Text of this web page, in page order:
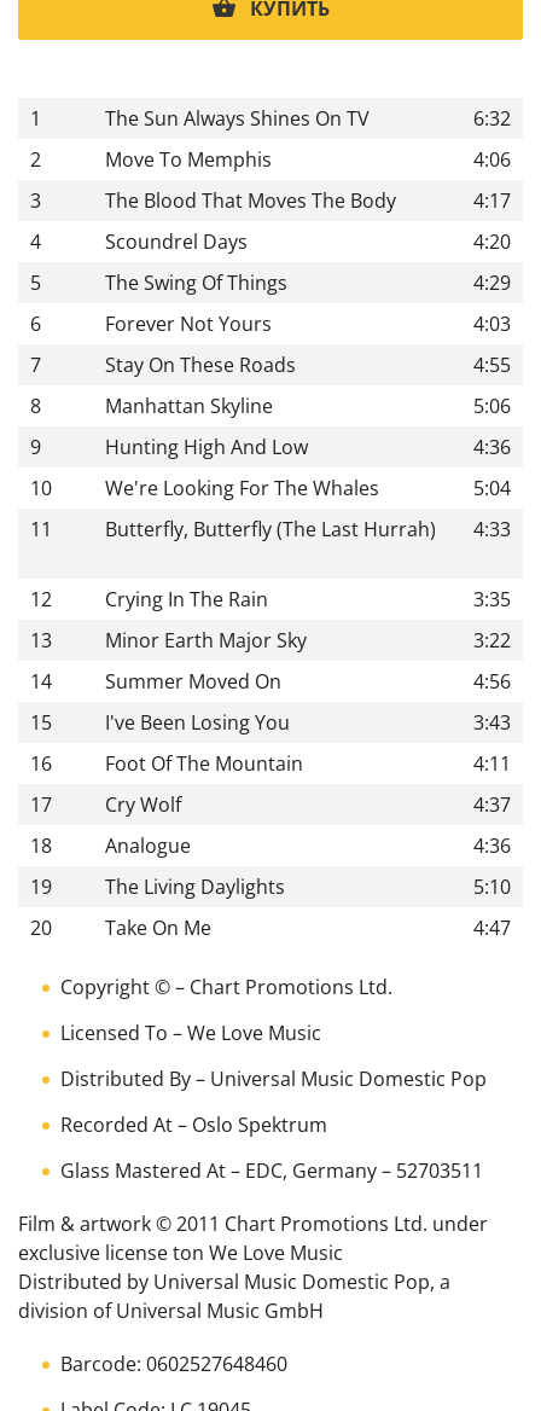
КУПИТЬ
1 The Sun Always Shines On TV
6:32
2
Move To Memphis
4:06
3
The Blood That Moves The Body
4:17
4
Scoundrel Days
4:20
5
The Swing Of Things
4:29
6
Forever Not Yours
4:03
7
Stay On These Roads
4:55
8
Manhattan Skyline
5:06
9
Hunting High And Low
4:36
10
We're Looking For The Whales
5:04
11
Butterfly, Butterfly (The Last Hurrah) 4:33
12 Crying In The Rain
3:35
13
Minor Earth Major Sky
3:22
14
Summer Moved On
4:56
15
I've Been Losing You
3:43
16
Foot Of The Mountain
4:11
17
Cry Wolf
4:37
18
Analogue
4:36
19
The Living Daylights
5:10
20
Take On Me 4:47
Copyright ©– Chart Promotions Ltd.
Licensed To – We Love Music
Distributed By– Universal Music Domestic Pop
Recorded At– Oslo Spektrum
Glass Mastered At– EDC, Germany – 52703511
Film & artwork © 2011 Chart Promotions Ltd. under
exclusive license ton We Love Music
Distributed by Universal Music Domestic Pop, a
division of Universal Music GmbH
Barcode: 0602527648460